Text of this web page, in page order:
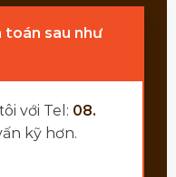
toán sau như
với Tel: 08.
kỹ hơn.